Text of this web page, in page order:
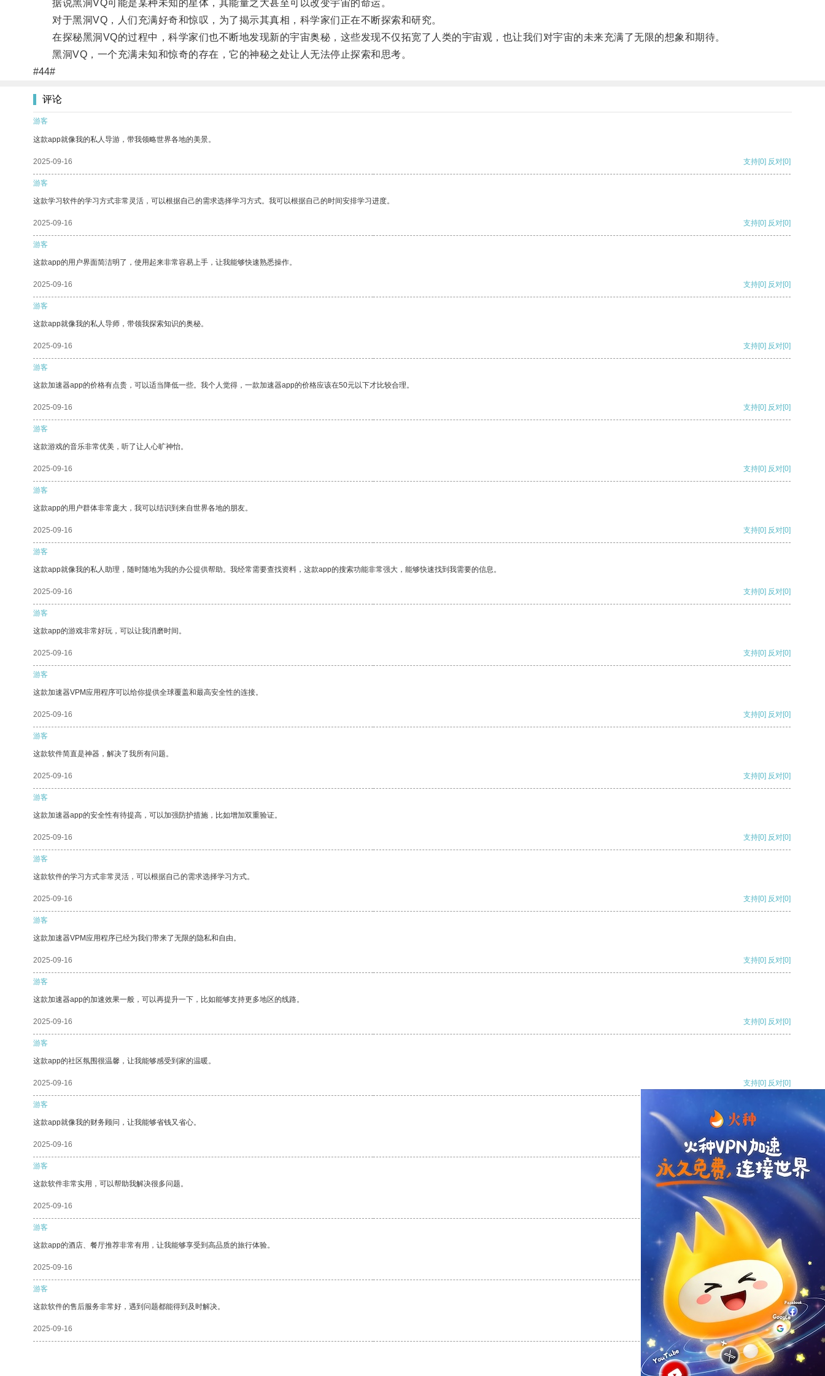
据说黑洞VQ可能是某种未知的星体，其能量之大甚至可以改变宇宙的命运。
对于黑洞VQ，人们充满好奇和惊叹，为了揭示其真相，科学家们正在不断探索和研究。
在探秘黑洞VQ的过程中，科学家们也不断地发现新的宇宙奥秘，这些发现不仅拓宽了人类的宇宙观，也让我们对宇宙的未来充满了无限的想象和期待。
黑洞VQ，一个充满未知和惊奇的存在，它的神秘之处让人无法停止探索和思考。
#44#
评论
游客
这款app就像我的私人导游，带我领略世界各地的美景。
2025-09-16 支持[0] 反对[0]
游客
这款学习软件的学习方式非常灵活，可以根据自己的需求选择学习方式。我可以根据自己的时间安排学习进度。
2025-09-16 支持[0] 反对[0]
游客
这款app的用户界面简洁明了，使用起来非常容易上手，让我能够快速熟悉操作。
2025-09-16 支持[0] 反对[0]
游客
这款app就像我的私人导师，带领我探索知识的奥秘。
2025-09-16 支持[0] 反对[0]
游客
这款加速器app的价格有点贵，可以适当降低一些。我个人觉得，一款加速器app的价格应该在50元以下才比较合理。
2025-09-16 支持[0] 反对[0]
游客
这款游戏的音乐非常优美，听了让人心旷神怡。
2025-09-16 支持[0] 反对[0]
游客
这款app的用户群体非常庞大，我可以结识到来自世界各地的朋友。
2025-09-16 支持[0] 反对[0]
游客
这款app就像我的私人助理，随时随地为我的办公提供帮助。我经常需要查找资料，这款app的搜索功能非常强大，能够快速找到我需要的信息。
2025-09-16 支持[0] 反对[0]
游客
这款app的游戏非常好玩，可以让我消磨时间。
2025-09-16 支持[0] 反对[0]
游客
这款加速器VPM应用程序可以给你提供全球覆盖和最高安全性的连接。
2025-09-16 支持[0] 反对[0]
游客
这款软件简直是神器，解决了我所有问题。
2025-09-16 支持[0] 反对[0]
游客
这款加速器app的安全性有待提高，可以加强防护措施，比如增加双重验证。
2025-09-16 支持[0] 反对[0]
游客
这款软件的学习方式非常灵活，可以根据自己的需求选择学习方式。
2025-09-16 支持[0] 反对[0]
游客
这款加速器VPM应用程序已经为我们带来了无限的隐私和自由。
2025-09-16 支持[0] 反对[0]
游客
这款加速器app的加速效果一般，可以再提升一下，比如能够支持更多地区的线路。
2025-09-16 支持[0] 反对[0]
游客
这款app的社区氛围很温馨，让我能够感受到家的温暖。
2025-09-16 支持[0] 反对[0]
游客
这款app就像我的财务顾问，让我能够省钱又省心。
2025-09-16 支持[0] 反对
游客
这款软件非常实用，可以帮助我解决很多问题。
2025-09-16 支持
游客
这款app的酒店、餐厅推荐非常有用，让我能够享受到高品质的旅行体验。
2025-09-16 反对 [0]
游客
这款软件的售后服务非常好，遇到问题都能得到及时解决。
2025-09-16 支持[0] 反对[0]